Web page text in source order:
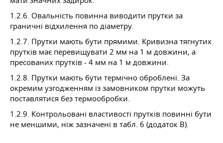
1.2.6. Овальність повинна виводити прутки за
граничні відхилення по діаметру.
1.2.7. Прутки мають бути прямими. Кривизна тягнутих
прутків має перевищувати 2 мм на 1 м довжини, а
пресованих прутків - 4 мм на 1 м довжини.
1.2.8. Прутки мають бути термічно оброблені. За
окремим узгодженням із замовником прутки можуть
поставлятися без термообробки.
1.2.9. Контрольовані властивості прутків повинні бути
не меншими, ніж зазначені в табл. 6 (додаток B).